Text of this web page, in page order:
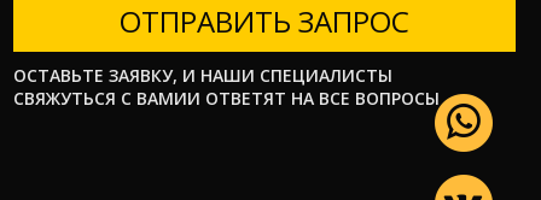
ОТПРАВИТЬ ЗАПРОС
ОСТАВЬТЕ ЗАЯВКУ, И НАШИ СПЕЦИАЛИСТЫ
СВЯЖУТЬСЯ С ВАМИИ ОТВЕТЯТ НА ВСЕ ВОПРОСЫ